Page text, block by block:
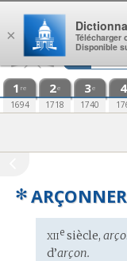
Aller au contenu
1 re
1694
2e
1718
3e
1740
4
✻ ARÇONNER
Étymologie
:
xiiesiècle,
d’arçon.
×
Télécharger
Disponible